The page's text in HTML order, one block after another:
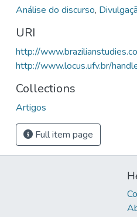
Análise do discurso,
URI
http://
http://www.locus.ufv.br/
Collections
Artigos
Full item page